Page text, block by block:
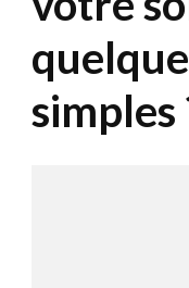
simples